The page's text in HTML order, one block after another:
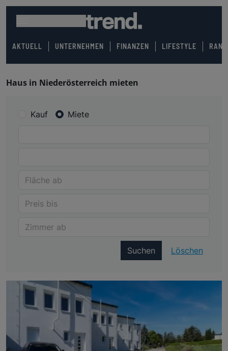
AKTUELL UNTERNEHMEN FINANZEN LIFESTYLE
Haus in Niederösterreich mieten
Kauf Miete
Suchen Löschen